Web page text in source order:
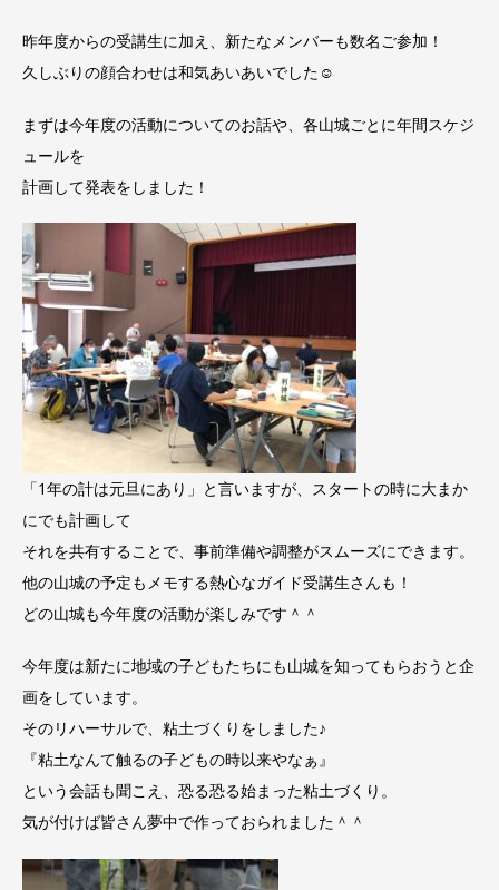
昨年度からの受講生に加え、新たなメンバーも数名ご参加！
久しぶりの顔合わせは和気あいあいでした☺
まずは今年度の活動についてのお話や、各山城ごとに年間スケジ
ュールを
計画して発表をしました！
「1年の計は元旦にあり」と言いますが、スタートの時に大まか
にでも計画して
それを共有することで、事前準備や調整がスムーズにできます。
他の山城の予定もメモする熱心なガイド受講生さんも！
どの山城も今年度の活動が楽しみです＾＾
今年度は新たに地域の子どもたちにも山城を知ってもらおうと企
画をしています。
そのリハーサルで、粘土づくりをしました♪
『粘土なんて触るの子どもの時以来やなぁ』
という会話も聞こえ、恐る恐る始まった粘土づくり。
気が付けば皆さん夢中で作っておられました＾＾